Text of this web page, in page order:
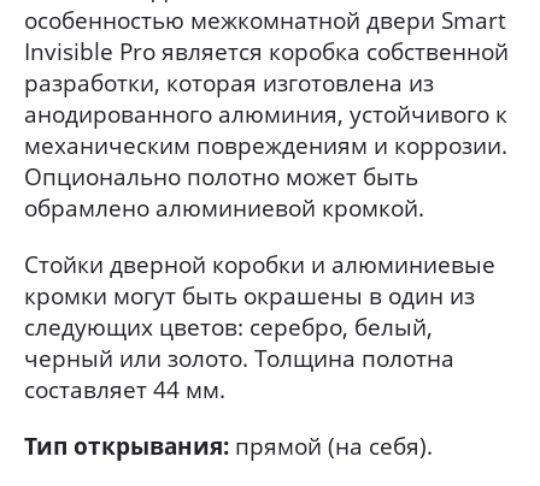
особенностью межкомнатной двери Smart
Invisible Pro является коробка собственной
разработки, которая изготовлена из
анодированного алюминия, устойчивого к
механическим повреждениям и коррозии.
Опционально полотно может быть
обрамлено алюминиевой кромкой.
Стойки дверной коробки и алюминиевые
кромки могут быть окрашены в один из
следующих цветов: серебро, белый,
черный или золото. Толщина полотна
составляет 44 мм.
Тип открывания: прямой (на себя).